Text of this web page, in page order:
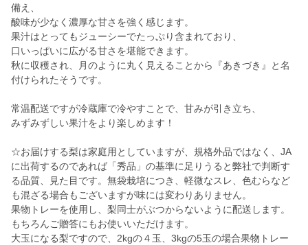
備え、
酸味が少なく濃厚な甘さを強く感じます。
果汁はとってもジューシーでたっぷり含まれており、
口いっぱいに広がる甘さを堪能できます。
秋に収穫され、月のように丸く見えることから『あきづき』と名
付けられたそうです。
常温配送ですが冷蔵庫で冷やすことで、甘みが引き立ち、
みずみずしい果汁をより楽しめます！
☆お届けする梨は家庭用としていますが、規格外品ではなく、JA
に出荷するのであれば「秀品」の基準に足りうると弊社で判断す
る品質、見た目です。無袋栽培につき、軽微なスレ、色むらなど
も混ざる場合もございますが味には変わりありません。
果物トレーを使用し、梨同士がぶつからないように配送します。
もちろんご贈答にもお使いいただけます。
大玉になる梨ですので、2kgの４玉、3kgの5玉の場合果物トレー